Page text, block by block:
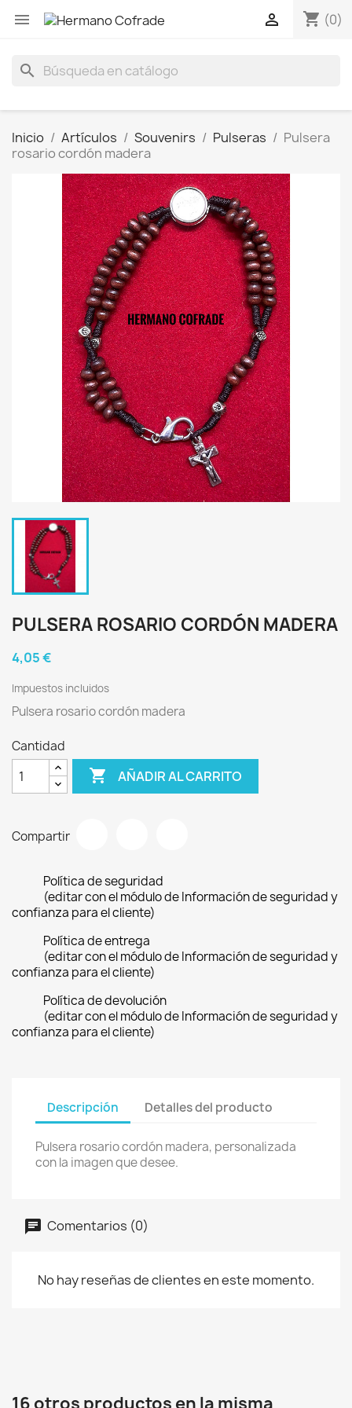
 shopping_cart (0)

search
Inicio Artículos Souvenirs Pulseras
Pulsera
rosario cordón madera
PULSERA ROSARIO CORDÓN MADERA
4,05 €
Impuestos incluidos
Pulsera rosario cordón madera
Cantidad
 AÑADIR AL CARRITO
Compartir
Política de seguridad
(editar con el módulo de Información de seguridad y
confianza para el cliente)
Política de entrega
(editar con el módulo de Información de seguridad y
confianza para el cliente)
Política de devolución
(editar con el módulo de Información de seguridad y
confianza para el cliente)
Descripción Detalles del producto
Pulsera rosario cordón madera, personalizada
con la imagen que desee.
Comentarios (0)
No hay reseñas de clientes en este momento.